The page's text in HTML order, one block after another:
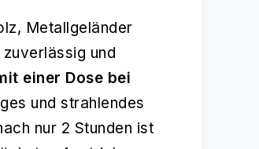
Metallgeländer
und
einer Dose bei
und strahlendes
nur 2 Stunden ist